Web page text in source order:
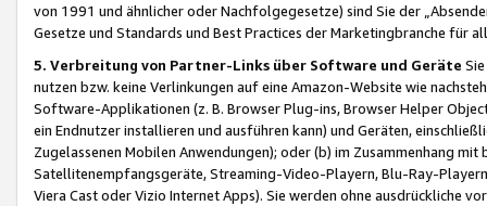
von 1991 und ähnlicher oder Nachfolgegesetze) sind Sie der
Gesetze und Standards und Best Practices der Marketingbranche für
5. Verbreitung von Partner-Links über Software und Geräte
nutzen bzw. keine Verlinkungen auf eine Amazon-Website wie
Software-Applikationen (z. B. Browser Plug-ins, Browser Helper
ein Endnutzer installieren und ausführen kann) und Geräten,
Zugelassenen Mobilen Anwendungen); oder (b) im Zusammenhang
Satellitenempfangsgeräte, Streaming-Video-Playern, Blu-Ray-
Viera Cast oder Vizio Internet Apps). Sie werden ohne ausdrückliche